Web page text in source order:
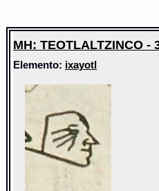
MH: TEOTLALTZINCO -
Elemento: ixayotl